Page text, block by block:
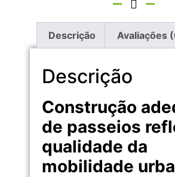
Descrição Avaliações
Descrição
Construção
de passeios
qualidade da
mobilidade